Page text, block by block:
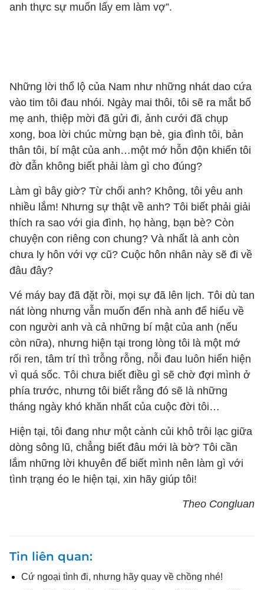
anh thực sự muốn lấy em làm vợ”.
Những lời thổ lộ của Nam như những nhát dao cứa
vào tim tôi đau nhói. Ngày mai thôi, tôi sẽ ra mắt bố
mẹ anh, thiệp mời đã gửi đi, ảnh cưới đã chụp
xong, boa lời chúc mừng bạn bè, gia đình tôi, bản
thân tôi, bí mật của anh…một mớ hỗn độn khiến tôi
đờ đẫn không biết phải làm gì cho đúng?
Làm gì bây giờ? Từ chối anh? Không, tôi yêu anh
nhiều lắm! Nhưng sự thật về anh? Tôi biết phải giải
thích ra sao với gia đình, họ hàng, bạn bè? Còn
chuyện con riêng con chung? Và nhất là anh còn
chưa ly hôn với vợ cũ? Cuộc hôn nhân này sẽ đi về
đâu đây?
Vé máy bay đã đặt rồi, mọi sự đã lên lịch. Tôi dù tan
nát lòng nhưng vẫn muốn đến nhà anh để hiểu về
con người anh và cả những bí mật của anh (nếu
còn nữa), nhưng hiện tại trong lòng tôi là một mớ
rối ren, tâm trí thì trỗng rỗng, nỗi đau luôn hiển hiện
vì quá sốc. Tôi chưa biết điều gì sẽ chờ đợi mình ở
phía trước, nhưng tôi biết rằng đó sẽ là những
tháng ngày khó khăn nhất của cuộc đời tôi…
Hiện tại, tôi đang như một cành củi khô trôi lạc giữa
dòng sông lũ, chẳng biết đâu mới là bờ? Tôi cần
lắm những lời khuyên để biết mình nên làm gì với
tình trạng éo le hiện tại, xin hãy giúp tôi!
Theo Congluan
Tin liên quan
Cứ ngoại tình đi, nhưng hãy quay về chồng nhé!